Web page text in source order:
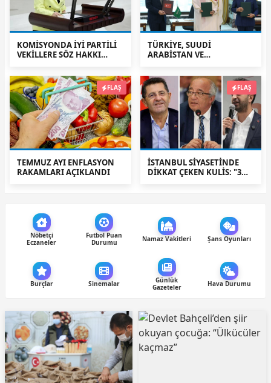
KOMİSYONDA İYİ PARTİLİ
VEKİLLERE SÖZ HAKKI
KATİLLERİ DİNLEDİNİZ YA!”
TÜRKİYE, SUUDİ
ARABİSTAN VE
SAVUNMA ADIMI: MEKKE
ORTAK SAVUNMA
ANLAŞMASI İMZALANDI
FLAŞ
TEMMUZ AYI ENFLASYON
RAKAMLARI AÇIKLANDI
FLAŞ
İSTANBUL SİYASETİNDE
DİKKAT ÇEKEN KULİS: "3
Nöbetçi
Eczaneler
Futbol Puan
Durumu
Namaz Vakitleri Şans Oyunları
Burçlar Sinemalar
Günlük
Gazeteler
Hava Durumu